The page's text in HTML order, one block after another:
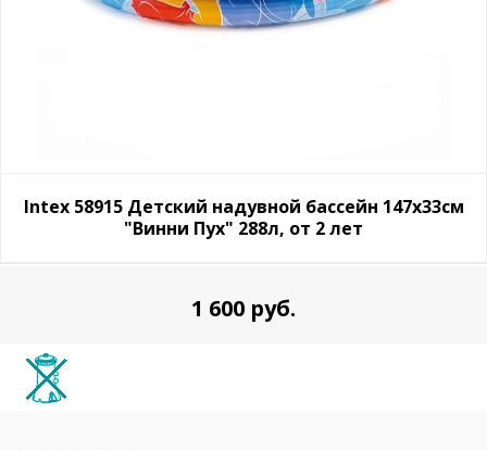
Intex 58915 Детский надувной бассейн 147х33см
"Винни Пух" 288л, от 2 лет
1 600 руб.